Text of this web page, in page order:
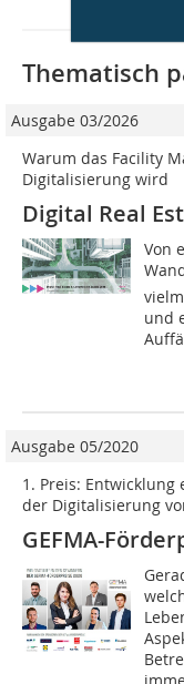
Thematisch
Ausgabe 03/2026
Warum das Facility
Digitalisierung wird
Digital Real
Von
und
Ausgabe 05/2020
1. Preis:
der ­Digitalisierung
GEFMA-